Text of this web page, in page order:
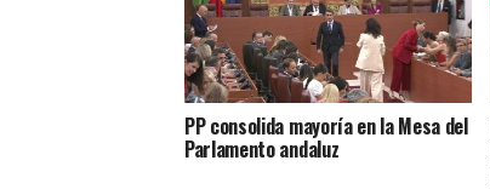
PP consolida mayoría en la Mesa del
Parlamento andaluz